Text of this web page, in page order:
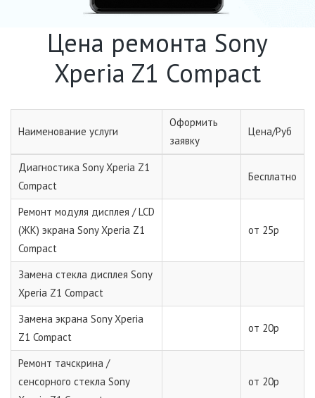
Цена ремонта Sony
Xperia Z1 Compact
Наименование услуги
Оформить
заявку
Цена/Руб
Диагностика Sony Xperia Z1
Compact
Бесплатно
Ремонт модуля дисплея / LCD
(ЖК) экрана Sony Xperia Z1
Compact
от 25р
Замена стекла дисплея Sony
Xperia Z1 Compact
Замена экрана Sony Xperia
Z1 Compact
от 20р
Ремонт тачскрина /
сенсорного стекла Sony
от 20р